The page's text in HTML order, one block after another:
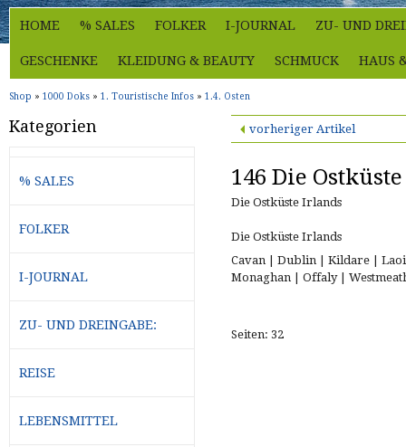
HOME % SALES FOLKER I-JOURNAL ZU- UND
GESCHENKE KLEIDUNG & BEAUTY SCHMUCK HAUS
Shop » 1000 Doks » 1. Touristische Infos » 1.4. Osten
vorheriger Artikel
146 Die
Die Ostküste Irlands
Die Ostküste Irlands
Cavan | Dublin | Kildare |
Monaghan | Offaly |
Seiten: 32
Kategorien
% SALES
FOLKER
I-JOURNAL
ZU- UND DREINGABE:
REISE
LEBENSMITTEL